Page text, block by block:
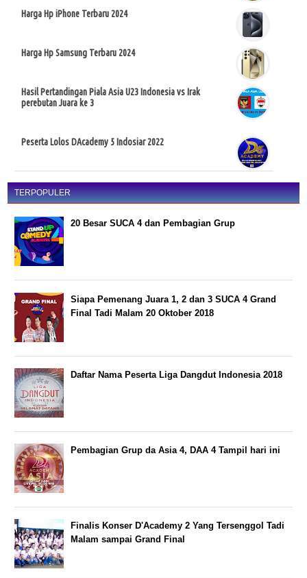
Harga Hp iPhone Terbaru 2024
Harga Hp Samsung Terbaru 2024
Hasil Pertandingan Piala Asia U23 Indonesia vs Irak
perebutan Juara ke 3
Peserta Lolos DAcademy 5 Indosiar 2022
TERPOPULER
20 Besar SUCA 4 dan Pembagian Grup
Siapa Pemenang Juara 1, 2 dan 3 SUCA 4 Grand
Final Tadi Malam 20 Oktober 2018
Daftar Nama Peserta Liga Dangdut Indonesia 2018
Pembagian Grup da Asia 4, DAA 4 Tampil hari ini
Finalis Konser D'Academy 2 Yang Tersenggol Tadi
Malam sampai Grand Final